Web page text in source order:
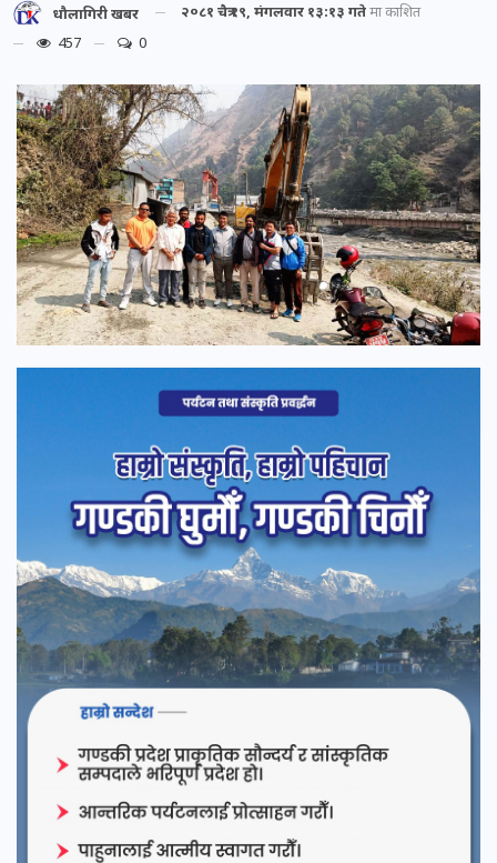
धौलागिरी खबर २०८१ चैत्र १९, मंगलवार १३:१३ गतेमा प्रकाशित
457
0